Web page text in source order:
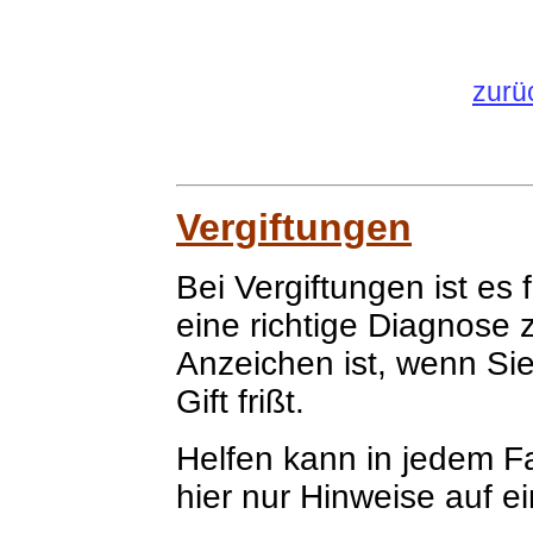
Vergiftungen
Bei Vergiftungen ist es
eine richtige Diagnose
Anzeichen ist, wenn
Gift frißt.
Helfen kann in jedem
hier nur Hinweise auf